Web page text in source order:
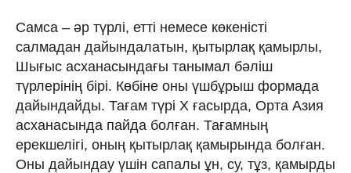
Самса – әр түрлі, етті немесе көкеністі
салмадан дайындалатын, қытырлақ қамырлы,
Шығыс асханасындағы танымал бәліш
түрлерінің бірі. Көбіне оны үшбұрыш формада
дайындайды. Тағам түрі Х ғасырда, Орта Азия
асханасында пайда болған. Тағамның
ерекшелігі, оның қытырлақ қамырында болған.
Оны дайындау үшін сапалы ұн, су, тұз, қамырды